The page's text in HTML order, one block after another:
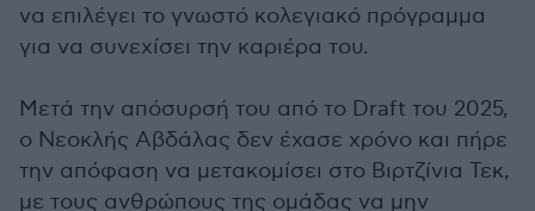
να επιλέγει το γνωστό κολεγιακό πρόγραμμα
για να συνεχίσει την καριέρα του.
Μετά την απόσυρσή του από το Draft του 2025,
ο Νεοκλής Αβδάλας δεν έχασε χρόνο και πήρε
την απόφαση να μετακομίσει στο Βιρτζίνια Τεκ,
με τους ανθρώπους της ομάδας να μην